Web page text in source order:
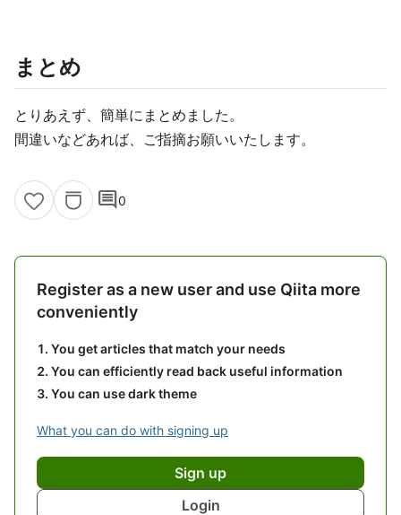
まとめ
とりあえず、簡単にまとめました。
間違いなどあれば、ご指摘お願いいたします。
comment0
Register as a new user and use Qiita more
conveniently
You get articles that match your needs
You can efficiently read back useful information
You can use dark theme
What you can do with signing up
Sign up
Login